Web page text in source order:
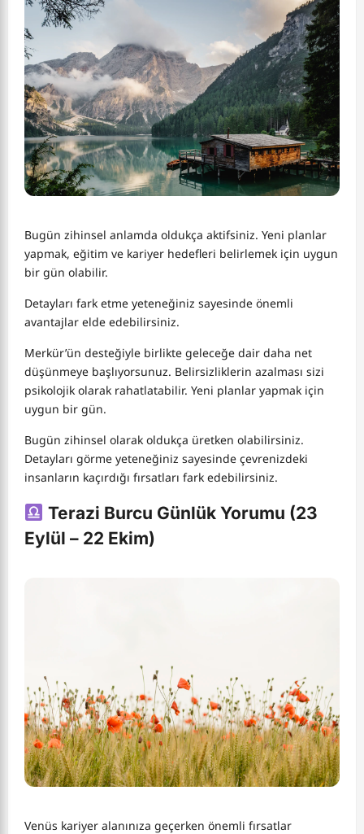
Bugün zihinsel anlamda oldukça aktifsiniz. Yeni planlar
yapmak, eğitim ve kariyer hedefleri belirlemek için uygun
bir gün olabilir.
Detayları fark etme yeteneğiniz sayesinde önemli
avantajlar elde edebilirsiniz.
Merkür’ün desteğiyle birlikte geleceğe dair daha net
düşünmeye başlıyorsunuz. Belirsizliklerin azalması sizi
psikolojik olarak rahatlatabilir. Yeni planlar yapmak için
uygun bir gün.
Bugün zihinsel olarak oldukça üretken olabilirsiniz.
Detayları görme yeteneğiniz sayesinde çevrenizdeki
insanların kaçırdığı fırsatları fark edebilirsiniz.
Terazi Burcu Günlük Yorumu (23
Eylül – 22 Ekim)
Venüs kariyer alanınıza geçerken önemli fırsatlar